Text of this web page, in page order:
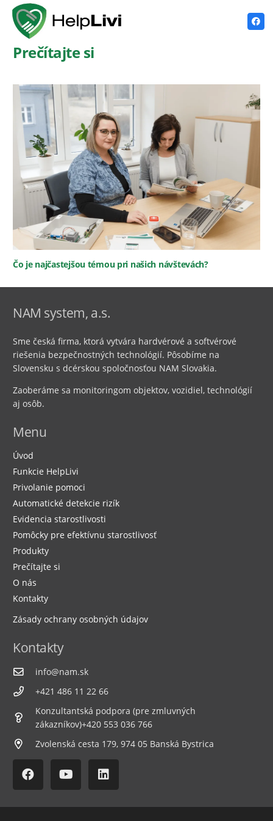
Prečítajte si
Čo je najčastejšou témou pri našich návštevách?
NAM system, a.s.
Sme česká firma, ktorá vytvára hardvérové ​​a softvérové ​​
riešenia bezpečnostných technológií. Pôsobíme na
Slovensku s dcérskou spoločnosťou NAM Slovakia.
Zaoberáme sa monitoringom objektov, vozidiel, technológií
aj osôb.
Menu
Úvod
Funkcie HelpLivi
Privolanie pomoci
Automatické detekcie rizík
Evidencia starostlivosti
Pomôcky pre efektívnu starostlivosť
Produkty
Prečítajte si
O nás
Kontakty
Zásady ochrany osobných údajov
Kontakty
info@nam.sk
+421 486 11 22 66
Konzultantská podpora (pre zmluvných
zákazníkov)+420 553 036 766
Zvolenská cesta 179, 974 05 Banská Bystrica